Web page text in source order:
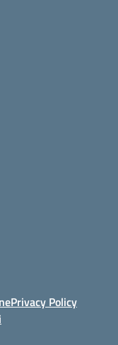
Privacy Policy